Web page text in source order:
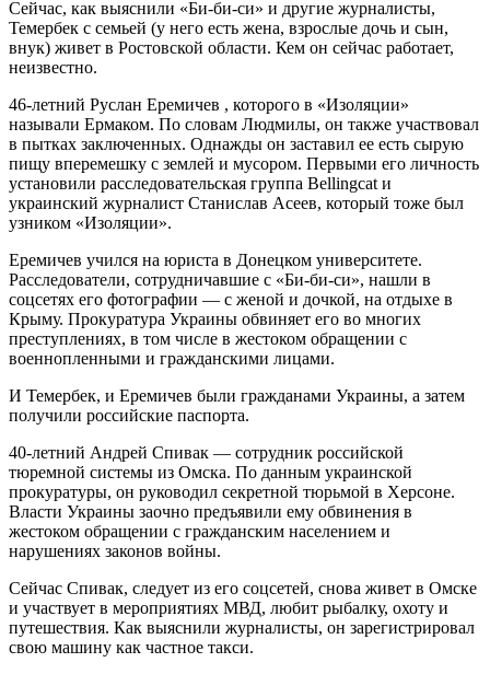
Сейчас, как выяснили «Би-би-си» и другие журналисты,
Темербек с семьей (у него есть жена, взрослые дочь и сын,
внук) живет в Ростовской области. Кем он сейчас работает,
неизвестно.
46-летний Руслан Еремичев , которого в «Изоляции»
называли Ермаком. По словам Людмилы, он также участвовал
в пытках заключенных. Однажды он заставил ее есть сырую
пищу вперемешку с землей и мусором. Первыми его личность
установили расследовательская группа Bellingcat и
украинский журналист Станислав Асеев, который тоже был
узником «Изоляции».
Еремичев учился на юриста в Донецком университете.
Расследователи, сотрудничавшие с «Би-би-си», нашли в
соцсетях его фотографии — с женой и дочкой, на отдыхе в
Крыму. Прокуратура Украины обвиняет его во многих
преступлениях, в том числе в жестоком обращении с
военнопленными и гражданскими лицами.
И Темербек, и Еремичев были гражданами Украины, а затем
получили российские паспорта.
40-летний Андрей Спивак — сотрудник российской
тюремной системы из Омска. По данным украинской
прокуратуры, он руководил секретной тюрьмой в Херсоне.
Власти Украины заочно предъявили ему обвинения в
жестоком обращении с гражданским населением и
нарушениях законов войны.
Сейчас Спивак, следует из его соцсетей, снова живет в Омске
и участвует в мероприятиях МВД, любит рыбалку, охоту и
путешествия. Как выяснили журналисты, он зарегистрировал
свою машину как частное такси.